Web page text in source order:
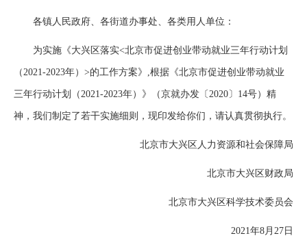
各镇人民政府、各街道办事处、各类用人单位：
为实施《大兴区落实<北京市促进创业带动就业三年行动计划
（2021-2023年）>的工作方案》,根据《北京市促进创业带动就业
三年行动计划（2021-2023年）》（京就办发〔2020〕14号）精
神，我们制定了若干实施细则，现印发给你们，请认真贯彻执行。
北京市大兴区人力资源和社会保障局
北京市大兴区财政局
北京市大兴区科学技术委员会
2021年8月27日